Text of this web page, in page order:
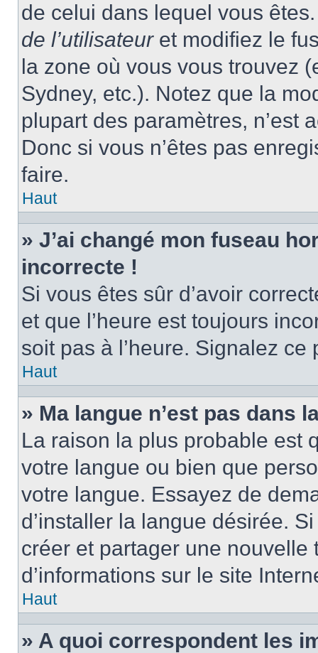
de celui dans lequel vous
de l’utilisateuret modifiez le
la zone où vous vous trouvez
Sydney, etc.). Notez que la
plupart des paramètres, n’est
Donc si vous n’êtes pas
faire.
Haut
» J’ai changé mon fuseau
incorrecte !
Si vous êtes sûr d’avoir
et que l’heure est toujours
soit pas à l’heure. Signalez
Haut
» Ma langue n’est pas dans
La raison la plus probable est
votre langue ou bien que
votre langue. Essayez de
d’installer la langue désirée.
créer et partager une
d’informations sur le site
Haut
» A quoi correspondent les